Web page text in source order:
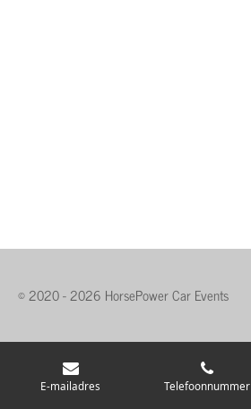
© 2020 - 2026 HorsePower Car Events
E-mailadres Telefoonnummer